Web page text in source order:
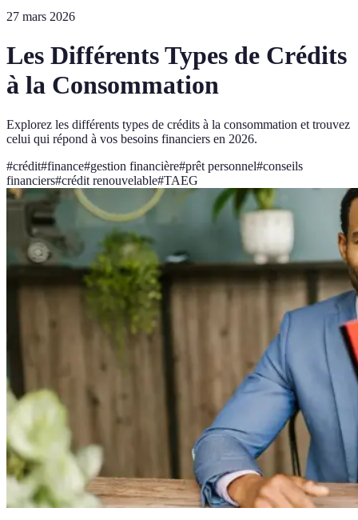
27 mars 2026
Les Différents Types de Crédits
à la Consommation
Explorez les différents types de crédits à la consommation et trouvez
celui qui répond à vos besoins financiers en 2026.
#crédit#finance#gestion financière#prêt personnel#conseils
financiers#crédit renouvelable#TAEG